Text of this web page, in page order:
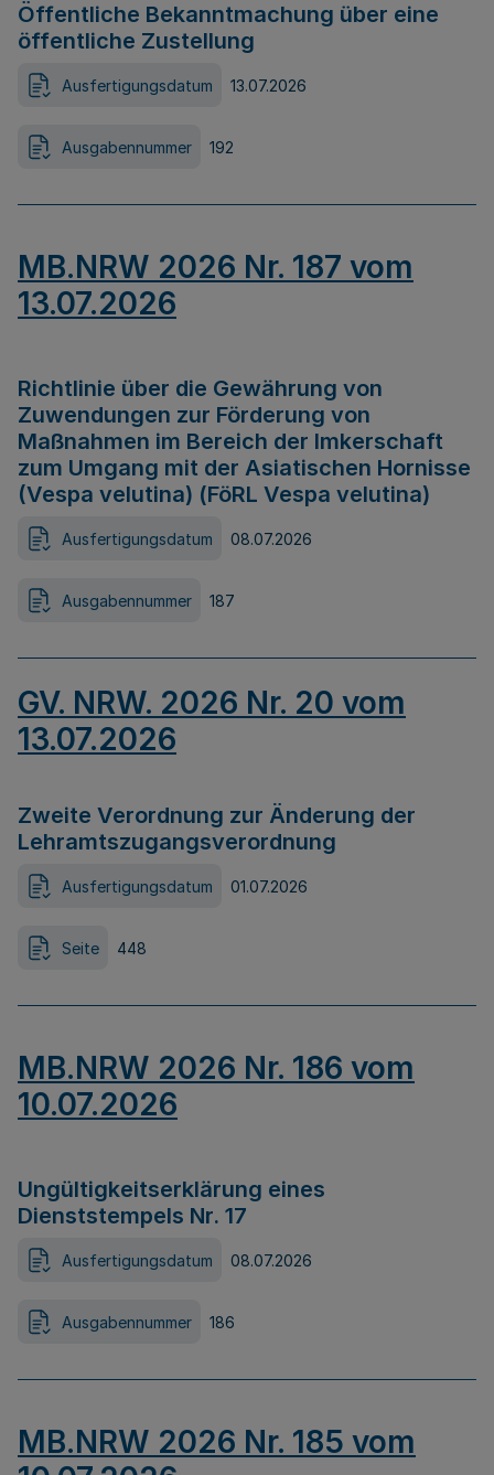
Öffentliche Bekanntmachung über eine
öffentliche Zustellung
Ausfertigungsdatum 13.07.2026
Ausgabennummer 192
MB.NRW 2026 Nr. 187 vom
13.07.2026
Richtlinie über die Gewährung von
Zuwendungen zur Förderung von
Maßnahmen im Bereich der Imkerschaft
zum Umgang mit der Asiatischen Hornisse
(Vespa velutina) (FöRL Vespa velutina)
Ausfertigungsdatum 08.07.2026
Ausgabennummer 187
GV. NRW. 2026 Nr. 20 vom
13.07.2026
Zweite Verordnung zur Änderung der
Lehramtszugangsverordnung
Ausfertigungsdatum 01.07.2026
Seite 448
MB.NRW 2026 Nr. 186 vom
10.07.2026
Ungültigkeitserklärung eines
Dienststempels Nr. 17
Ausfertigungsdatum 08.07.2026
Ausgabennummer 186
MB.NRW 2026 Nr. 185 vom